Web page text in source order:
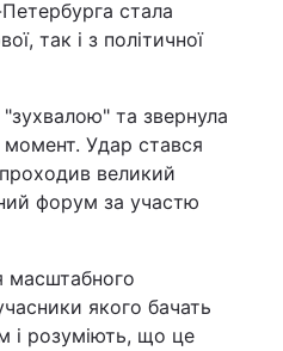
стала
так і з політичної
та звернула
момент. Удар стався
великий
форум за участю
масштабного
якого бачать
і розуміють, що це